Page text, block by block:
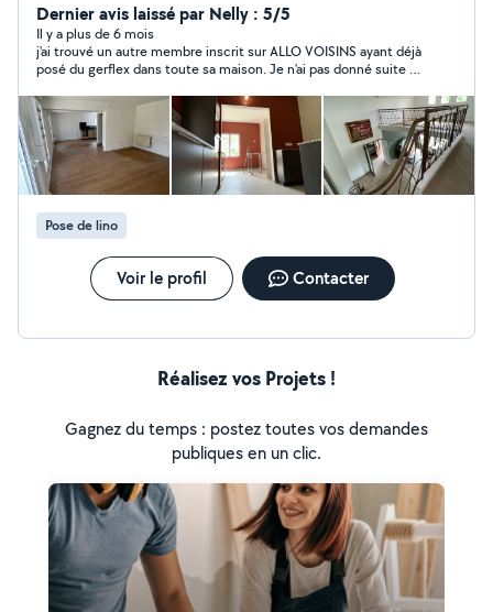
extérieur
Dernier avis laissé par Nelly : 5/5
Il y a plus de 6 mois
j'ai trouvé un autre membre inscrit sur ALLO VOISINS ayant déjà
posé du gerflex dans toute sa maison. Je n'ai pas donné suite à
rapidement.
Pose de lino
Voir le profil Contacter
Réalisez vos Projets !
Gagnez du temps : postez toutes vos demandes
publiques en un clic.